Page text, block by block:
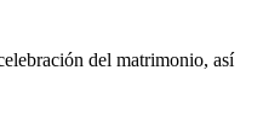
del matrimonio, así